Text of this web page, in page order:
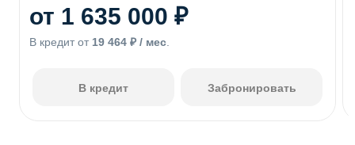
от 1 635 000 ₽
В кредит от 19 464 ₽ / мес
В кредит Забронировать